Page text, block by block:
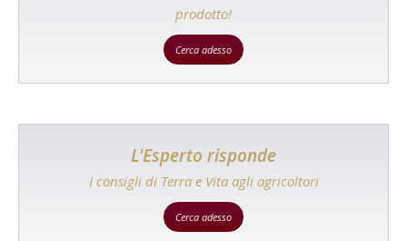
prodotto!
Cerca adesso
L'Esperto risponde
I consigli di Terra e Vita agli agricoltori
Cerca adesso